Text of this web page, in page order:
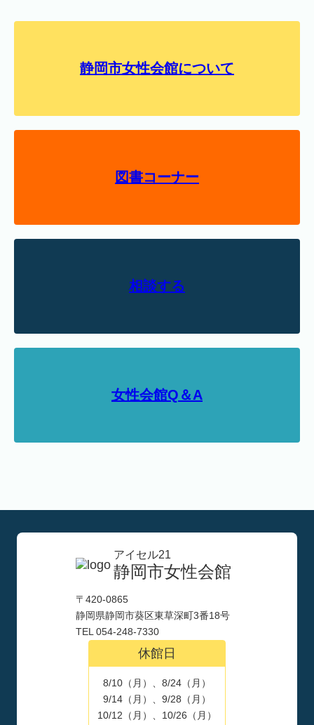
静岡市女性会館について
図書コーナー
相談する
女性会館Q＆A
アイセル21
静岡市女性会館
〒420-0865
静岡県静岡市葵区東草深町3番18号
TEL 054-248-7330
休館日
8/10（月）、8/24（月）
9/14（月）、9/28（月）
10/12（月）、10/26（月）